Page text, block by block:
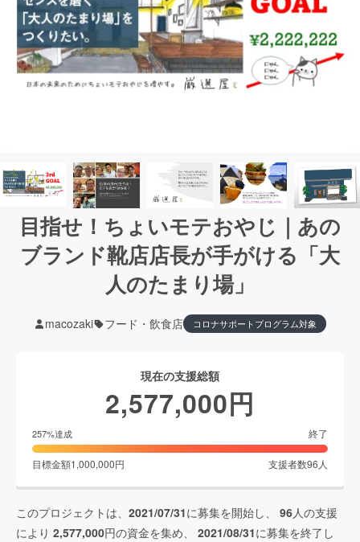
目指せ！ちょいモテおやじ｜あの
ブランド靴店店長が手がける「大
人のたまり場」
macozaki フード・飲食店 コロナサポートプログラム対象
現在の支援総額
2,577,000円
257%達成 終了
目標金額1,000,000円 支援者数96 人
このプロジェクトは、 2021/07/31に募集を開始し、 96人の支援
により 2,577,000円の資金を集め、 2021/08/31に募集を終了し